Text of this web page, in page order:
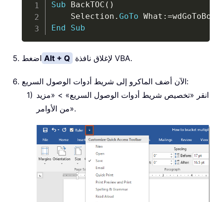
Sub BackTOC ( )
    Selection
. GoTo What : =
End
Sub
اضغط Alt + Q لإغلاق نافذة VBA.
الآن أضف الماكرو إلى شريط أدوات الوصول السريع:
انقر «تخصيص شريط أدوات الوصول السريع» > «مزيد
من الأوامر».